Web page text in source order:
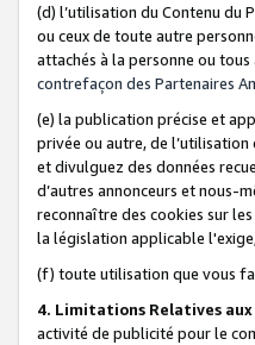
(d) l’utilisation du Contenu du
ou ceux de toute autre
attachés à la personne ou
contrefaçon des Partenaires
(e) la publication précise et
privée ou autre, de
et divulguez des données
d’autres annonceurs et nous-
reconnaître des cookies sur
la législation applicable
(f) toute utilisation que vous
4. Limitations Relatives
activité de publicité pour le